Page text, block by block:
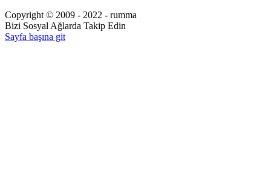
Copyright © 2009 - 2022 - rumma
Bizi Sosyal Ağlarda Takip Edin
Sayfa başına git